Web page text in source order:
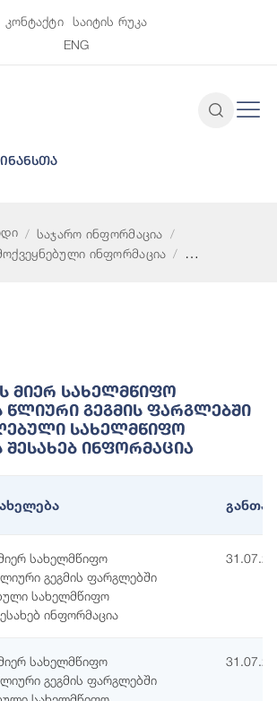
კონტაქტი
საიტის რუკა
ENG
საჯარო ინფორმაცია
ინფორმაცია
Მიერ Სახელმწიფო
Წლიური Გეგმის Ფარგლებში
Სახელმწიფო
Შესახებ Ინფორმაცია
სახელმწიფო
გეგმის ფარგლებში
სახელმწიფო
ინფორმაცია
სახელმწიფო
გეგმის ფარგლებში